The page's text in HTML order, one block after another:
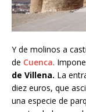
Y de molinos a
de Cuenca.
de Villena. La
diez euros, que
una especie de